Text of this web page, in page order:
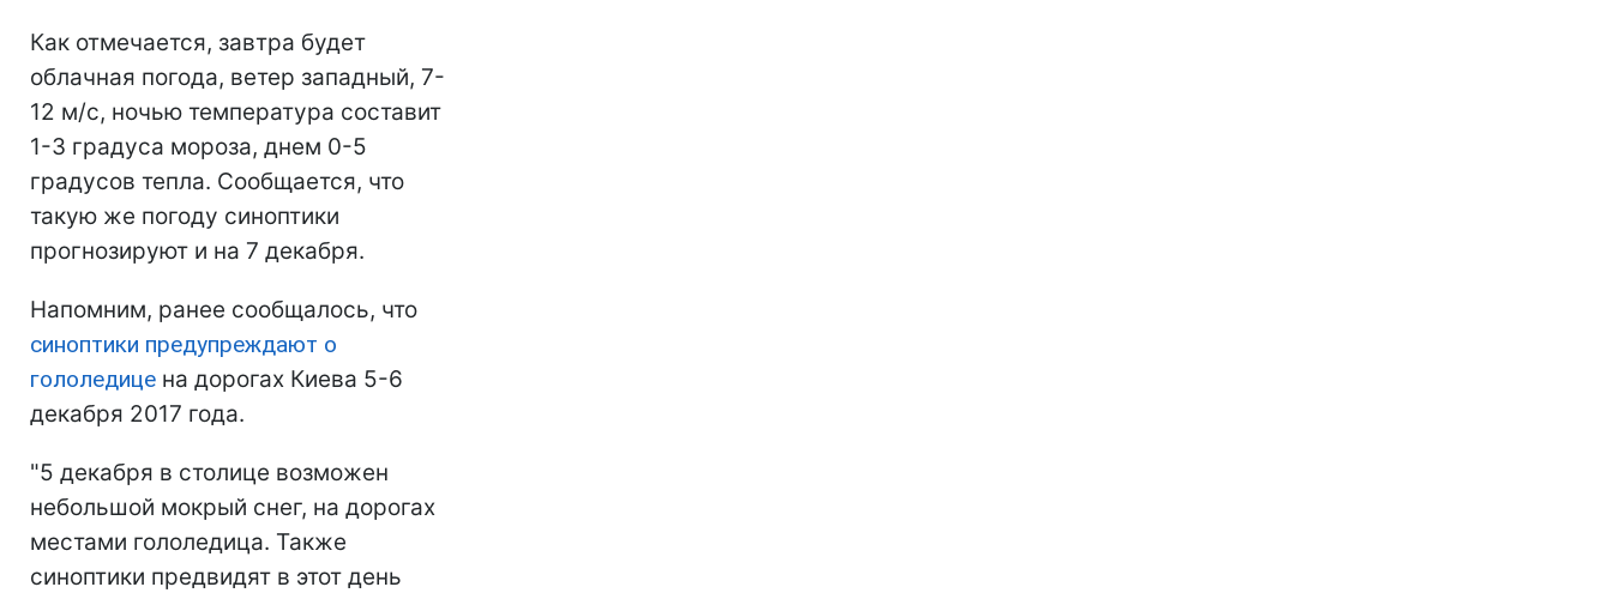
Как отмечается, завтра будет
облачная погода, ветер западный, 7-
12 м/с, ночью температура составит
1-3 градуса мороза, днем 0-5
градусов тепла. Сообщается, что
такую же погоду синоптики
прогнозируют и на 7 декабря.
Напомним, ранее сообщалось, что
синоптики предупреждают о
гололедице на дорогах Киева 5-6
декабря 2017 года.
"5 декабря в столице возможен
небольшой мокрый снег, на дорогах
местами гололедица. Также
синоптики предвидят в этот день